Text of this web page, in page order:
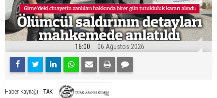
16:00 06 Ağustos 2026
Haber Kaynağı TAK